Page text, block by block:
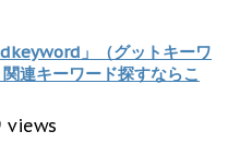
」（グットキーワ
連キーワード探すならこ
views